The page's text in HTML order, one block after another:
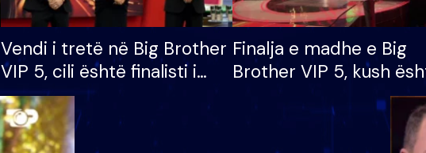
Vendi i tretë në Big Brother
VIP 5, cili është finalisti i
radhës që lë shtëpinë
Finalja e madhe e Big
Brother VIP 5, kush
banori i parë që lë
dhe humb mundësinë
të fituar çmimin e madh